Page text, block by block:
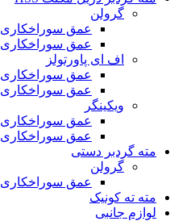
گرولن
عمق سوراخکاری ۳۰ میلی‌متر
عمق سوراخکاری ۵۰ میلی‌متر
اف ای پاورتولز
عمق سوراخکاری ۳۰ میلی‌متر
عمق سوراخکاری ۵۰ میلی‌متر
ویکینگر
عمق سوراخکاری ۳۰ میلی‌متر
عمق سوراخکاری ۵۰ میلی‌متر
مته گردبر دستی
گرولن
عمق سوراخکاری ۵ میلی‌متر
مته ته کونیک
لوازم جانبی